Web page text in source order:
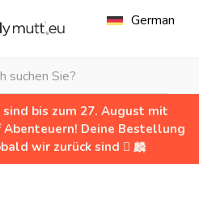
bis zum 27. August mit
Deine Bestellung
wir zurück sind  麟
German